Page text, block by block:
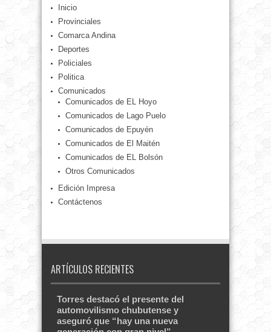
Inicio
Provinciales
Comarca Andina
Deportes
Policiales
Politica
Comunicados
Comunicados de EL Hoyo
Comunicados de Lago Puelo
Comunicados de Epuyén
Comunicados de El Maitén
Comunicados de EL Bolsón
Otros Comunicados
Edición Impresa
Contáctenos
ARTÍCULOS RECIENTES
Torres destacó el presente del
automovilismo chubutense y
aseguró que “hay una nueva